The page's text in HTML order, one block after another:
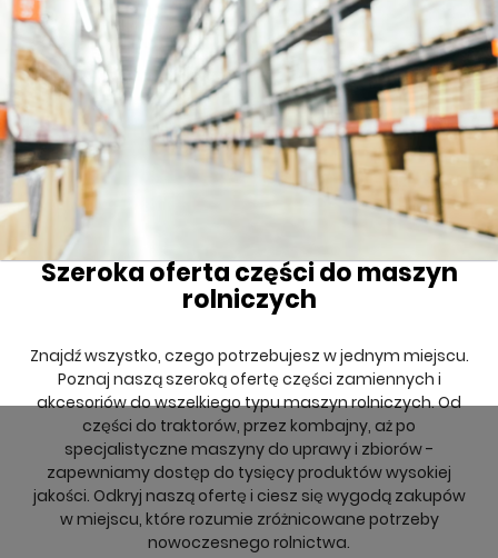
Szeroka oferta części do maszyn
rolniczych
Znajdź wszystko, czego potrzebujesz w jednym miejscu.
Poznaj naszą szeroką ofertę części zamiennych i
akcesoriów do wszelkiego typu maszyn rolniczych. Od
części do traktorów, przez kombajny, aż po
specjalistyczne maszyny do uprawy i zbiorów -
zapewniamy dostęp do tysięcy produktów wysokiej
jakości. Odkryj naszą ofertę i ciesz się wygodą zakupów
w miejscu, które rozumie zróżnicowane potrzeby
nowoczesnego rolnictwa.